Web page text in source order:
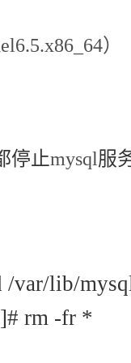
）
停止mysql服
/var/lib/
rm -fr *